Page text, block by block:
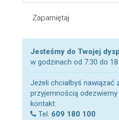
Zapamiętaj
Jesteśmy do Twojej
w godzinach od 7:30 do
Jeżeli chciałbyś nawiązać
przyjemnością
kontakt:
Tel. 609 180 100